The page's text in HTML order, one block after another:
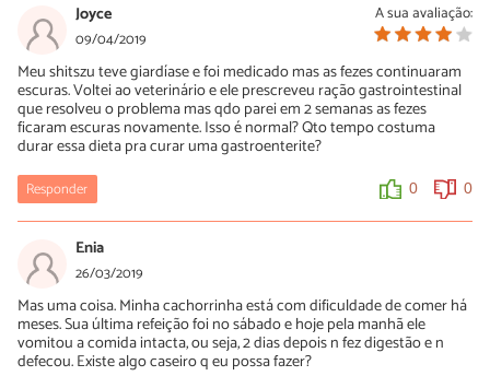
Oi Suzana! Sem conhecer seu pet não conseguimos dar nenhum
diagnóstico, no entanto, recomendamos que você busque ajuda
de um médico veterinário de confiança o quanto antes.
A equipe do PeritoAnimal deseja rápidas melhoras!
A sua avaliação:
Joyce
09/04/2019
Meu shitszu teve giardíase e foi medicado mas as fezes continuaram
escuras. Voltei ao veterinário e ele prescreveu ração gastrointestinal
que resolveu o problema mas qdo parei em 2 semanas as fezes
ficaram escuras novamente. Isso é normal? Qto tempo costuma
durar essa dieta pra curar uma gastroenterite?
Responder 0 0
Enia
26/03/2019
Mas uma coisa. Minha cachorrinha está com dificuldade de comer há
meses. Sua última refeição foi no sábado e hoje pela manhã ele
vomitou a comida intacta, ou seja, 2 dias depois n fez digestão e n
defecou. Existe algo caseiro q eu possa fazer?